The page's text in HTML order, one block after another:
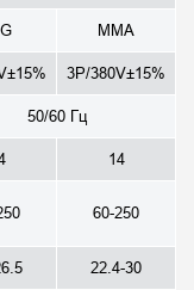
MMA
3P/380V±15%
50/60 Гц
14
60-250
22.4-30